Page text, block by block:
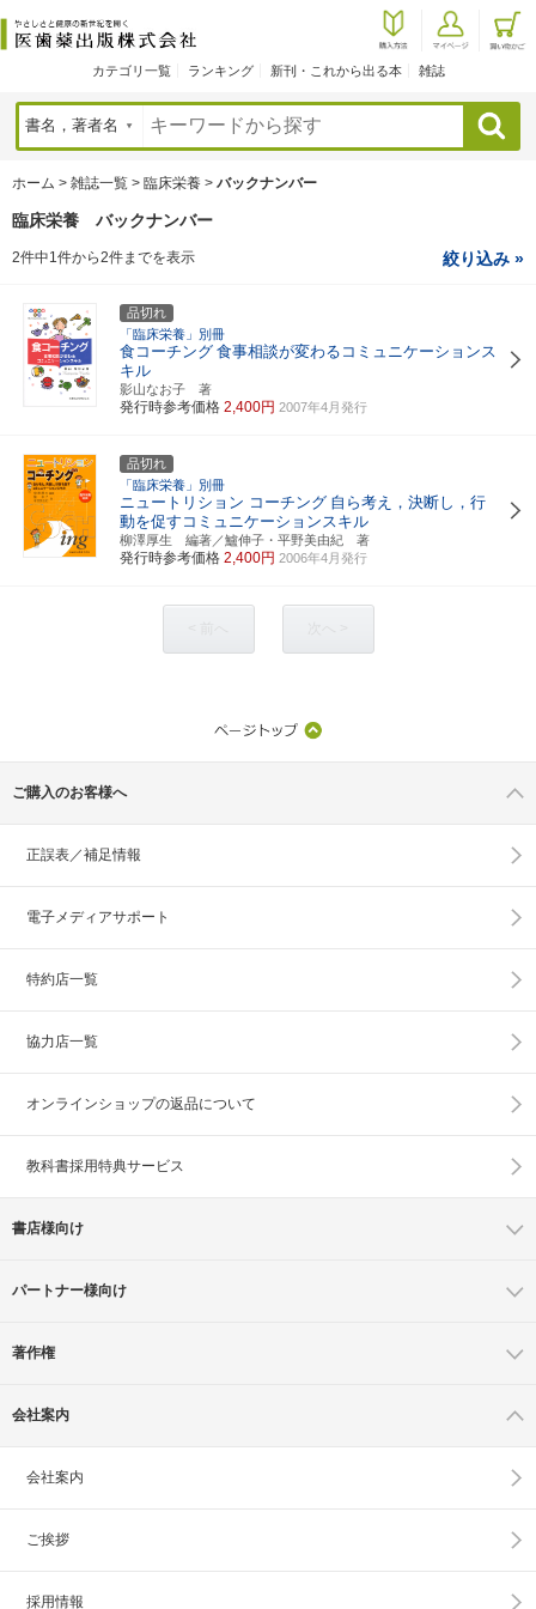
カテゴリ一覧 ランキング 新刊・これから出る本 雑誌
検索
ホーム > 雑誌一覧 > 臨床栄養 > バックナンバー
臨床栄養 バックナンバー
2件中1件から2件までを表示 絞り込み »
品切れ
「臨床栄養」別冊
食コーチング 食事相談が変わるコミュニケーションス
キル
影山なお子 著
発行時参考価格 2,400円 2007年4月発行
品切れ
「臨床栄養」別冊
ニュートリション コーチング 自ら考え，決断し，行
動を促すコミュニケーションスキル
柳澤厚生 編著／鱸伸子・平野美由紀 著
発行時参考価格 2,400円 2006年4月発行
ご購入のお客様へ
正誤表／補足情報
電子メディアサポート
特約店一覧
協力店一覧
オンラインショップの返品について
教科書採用特典サービス
書店様向け
パートナー様向け
著作権
会社案内
会社案内
ご挨拶
採用情報